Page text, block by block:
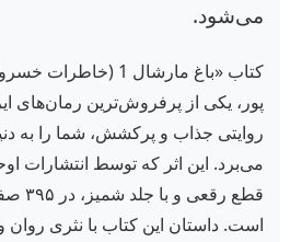
می‌شود.
کتاب «باغ مارشال 1
پور، یکی از پرفروش‌ترین رمان‌های
روایتی جذاب و پرکشش، شما را به
می‌برد. این اثر که توسط انتشارات
قطع
است. داستان این کتاب با نثری